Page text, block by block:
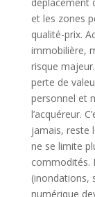
et les zones
qualité-prix.
immobilière,
risque
perte de
personnel et
l’acquéreur.
jamais, reste
ne se limite
commodités.
(inondations,
numérique